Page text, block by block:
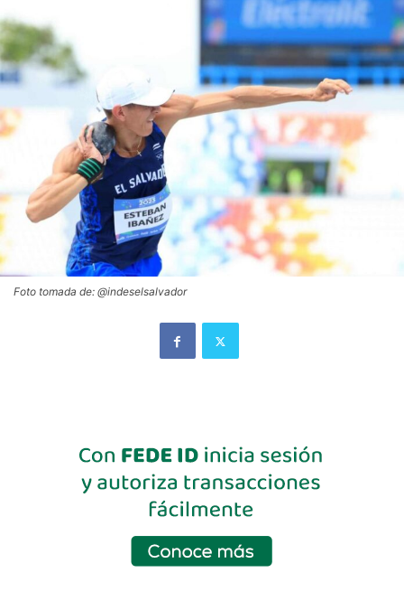
Foto tomada de: @indeselsalvador